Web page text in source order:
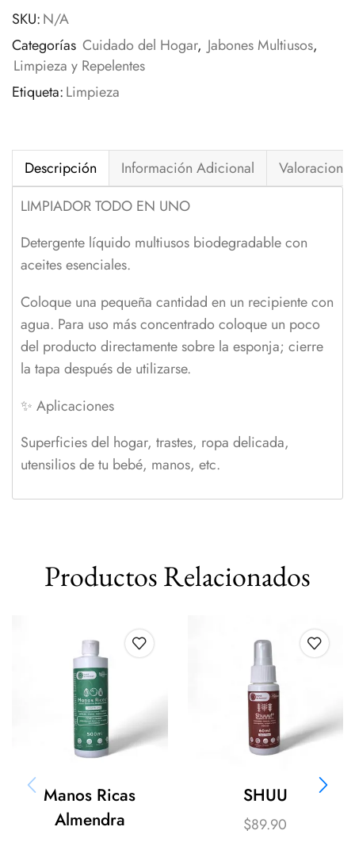
SKU:N/A
Categorías Cuidado del Hogar, Jabones Multiusos,
Limpieza y Repelentes
Etiqueta:Limpieza
Descripción Información Adicional
LIMPIADOR TODO EN UNO
Detergente líquido multiusos biodegradable con
aceites esenciales.
Coloque una pequeña cantidad en un recipiente con
agua. Para uso más concentrado coloque un poco
del producto directamente sobre la esponja; cierre
la tapa después de utilizarse.
✨ Aplicaciones
Superficies del hogar, trastes, ropa delicada,
utensilios de tu bebé, manos, etc.
Productos Relacionados
Manos Ricas
Almendra
SHUU
$89.90